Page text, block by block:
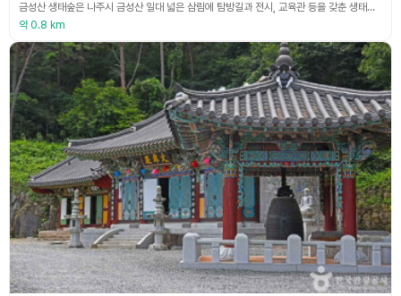
금성산 생태숲은 나주시 금성산 일대 넓은 삼림에 탐방길과 전시, 교육관 등을 갖춘 생태숲 체험장이다. 금성산 숲의 모습을 그대로 살려놓은 아름다운 탐방길이 있고 멋스러운 정자모양의 쉼터, 생태 숲 곳곳에 굴참나무와 편백나무를 심과 황톳길을 만들어 이곳을 찾는 모든 분들이 산과 나무가 주는 기운을 느낄 수 있도록 계획하여 숲을 만들었다고 한다. 숲 속교실, 숲속쉼터, 잔디광장, 숲놀이터, 생태습지정원 등 다양한 공간으로 체험학습과 더불어 몸과 마음이 건
약 0.8 km